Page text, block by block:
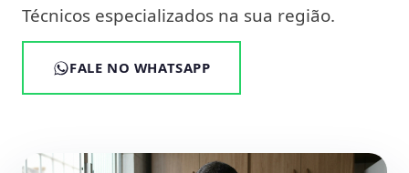
Técnicos especializados na sua região.
FALE NO WHATSAPP